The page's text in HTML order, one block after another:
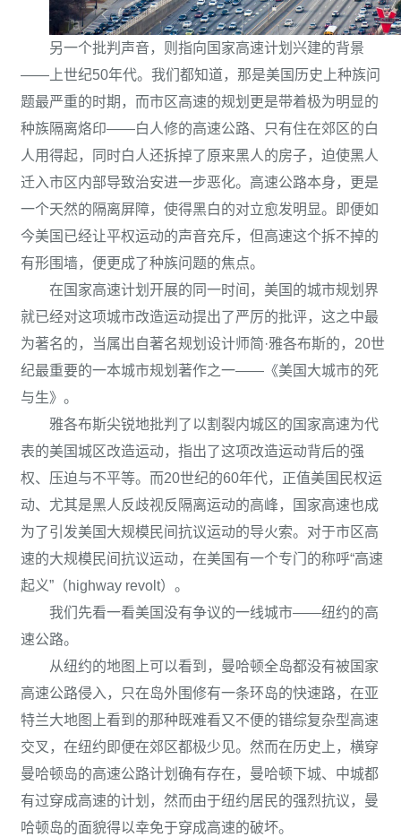
另一个批判声音，则指向国家高速计划兴建的背景
——上世纪50年代。我们都知道，那是美国历史上种族问
题最严重的时期，而市区高速的规划更是带着极为明显的
种族隔离烙印——白人修的高速公路、只有住在郊区的白
人用得起，同时白人还拆掉了原来黑人的房子，迫使黑人
迁入市区内部导致治安进一步恶化。高速公路本身，更是
一个天然的隔离屏障，使得黑白的对立愈发明显。即便如
今美国已经让平权运动的声音充斥，但高速这个拆不掉的
有形围墙，便更成了种族问题的焦点。
在国家高速计划开展的同一时间，美国的城市规划界
就已经对这项城市改造运动提出了严厉的批评，这之中最
为著名的，当属出自著名规划设计师简·雅各布斯的，20世
纪最重要的一本城市规划著作之一——《美国大城市的死
与生》。
雅各布斯尖锐地批判了以割裂内城区的国家高速为代
表的美国城区改造运动，指出了这项改造运动背后的强
权、压迫与不平等。而20世纪的60年代，正值美国民权运
动、尤其是黑人反歧视反隔离运动的高峰，国家高速也成
为了引发美国大规模民间抗议运动的导火索。对于市区高
速的大规模民间抗议运动，在美国有一个专门的称呼“高速
起义”（highway revolt）。
我们先看一看美国没有争议的一线城市——纽约的高
速公路。
从纽约的地图上可以看到，曼哈顿全岛都没有被国家
高速公路侵入，只在岛外围修有一条环岛的快速路，在亚
特兰大地图上看到的那种既难看又不便的错综复杂型高速
交叉，在纽约即便在郊区都极少见。然而在历史上，横穿
曼哈顿岛的高速公路计划确有存在，曼哈顿下城、中城都
有过穿成高速的计划，然而由于纽约居民的强烈抗议，曼
哈顿岛的面貌得以幸免于穿成高速的破坏。